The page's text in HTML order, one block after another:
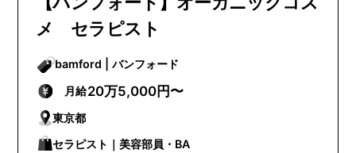
メ セラピスト
bamford | バンフォード
月給20万5,000円〜
東京都
セラピスト｜美容部員・BA